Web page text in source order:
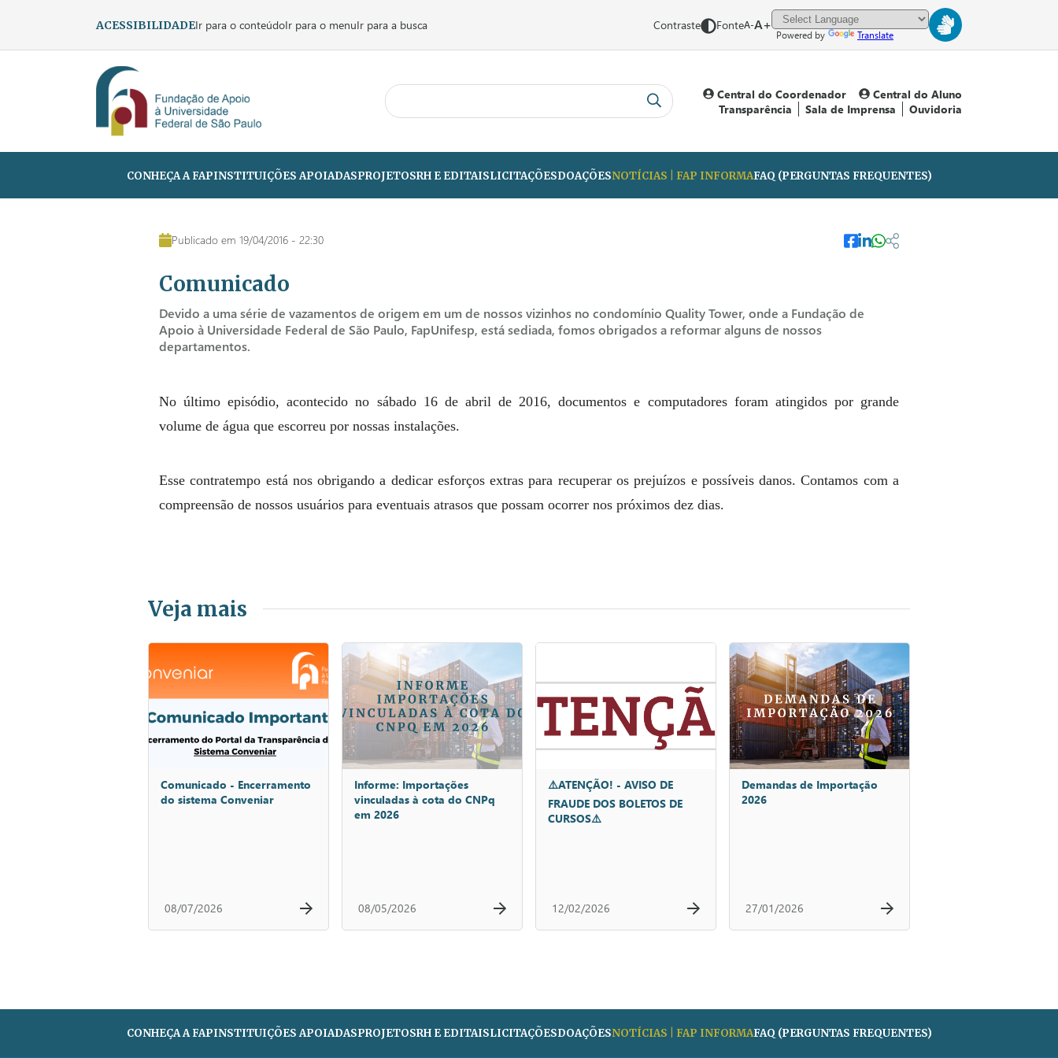
ACESSIBILIDADEIr para o conteúdoIr para o menuIr para a busca Contraste FonteA-A+
Powered by Translate
Central do Coordenador
Central do Aluno
Transparência
Sala de Imprensa Ouvidoria
CONHEÇA A FAPINSTITUIÇÕES APOIADASPROJETOSRH E EDITAISLICITAÇÕESDOAÇÕESNOTÍCIAS | FAP INFORMAFAQ (PERGUNTAS FREQUENTES)
Publicado em 19/04/2016 - 22:30
Comunicado
Devido a uma série de vazamentos de origem em um de nossos vizinhos no condomínio Quality Tower, onde a Fundação de
Apoio à Universidade Federal de São Paulo, FapUnifesp, está sediada, fomos obrigados a reformar alguns de nossos
departamentos.
No último episódio, acontecido no sábado 16 de abril de 2016, documentos e computadores foram atingidos por grande
volume de água que escorreu por nossas instalações.
Esse contratempo está nos obrigando a dedicar esforços extras para recuperar os prejuízos e possíveis danos. Contamos com a
compreensão de nossos usuários para eventuais atrasos que possam ocorrer nos próximos dez dias.
Veja mais
Comunicado - Encerramento
do sistema Conveniar
08/07/2026
Informe: Importações
vinculadas à cota do CNPq
em 2026
08/05/2026
⚠️ATENÇÃO! - AVISO DE
FRAUDE DOS BOLETOS DE
CURSOS⚠️
12/02/2026
Demandas de Importação
2026
27/01/2026
CONHEÇA A FAPINSTITUIÇÕES APOIADASPROJETOSRH E EDITAISLICITAÇÕESDOAÇÕESNOTÍCIAS | FAP INFORMAFAQ (PERGUNTAS FREQUENTES)